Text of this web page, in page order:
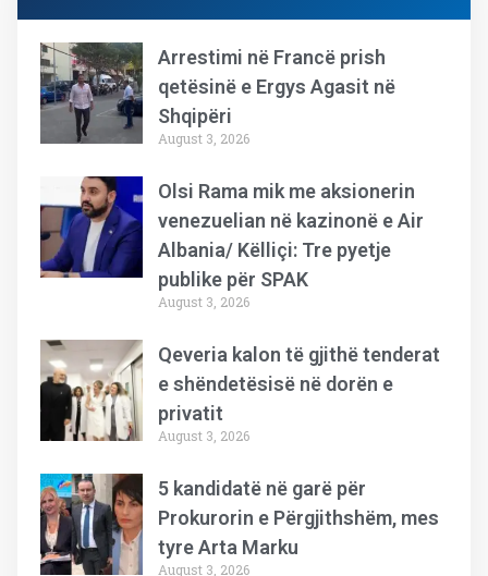
Arrestimi në Francë prish
qetësinë e Ergys Agasit në
Shqipëri
August 3, 2026
Olsi Rama mik me aksionerin
venezuelian në kazinonë e Air
Albania/ Këlliçi: Tre pyetje
publike për SPAK
August 3, 2026
Qeveria kalon të gjithë tenderat
e shëndetësisë në dorën e
privatit
August 3, 2026
5 kandidatë në garë për
Prokurorin e Përgjithshëm, mes
tyre Arta Marku
August 3, 2026